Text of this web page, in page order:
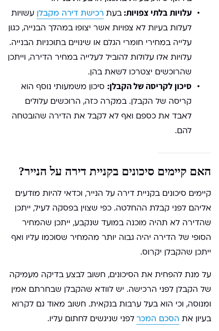
עלויות בלתי צפויות: בעת רכישת דירה מקבלן עשויות
לעלות בעיות לא צפויות אשר יצופו במהלך הבנייה, כגון
עלייה במחירי חומרי הגלם או שינויים בתוכניות הבנייה.
עלויות אלו עלולות להוביל לעלייה במחיר הדירה, וייתכן
שהרוכשים יצטרכו לשאת בהן.
סיכון לקריסה של הקבלן: סיכון משמעותי נוסף הוא
קריסה של הקבלן. במקרה כזה, הרוכשים עלולים
לאבד את כספם ואף לא לקבל את הדירה שהובטחה
להם.
האם קיימים סיכונים בקניית דירה על הנייר?
קיימים סיכונים בקניית דירה על הנייר, וכדאי להיות מודעים
אליהם לפני קבלת ההחלטה. כפי שצוין בפסקה לעיל, ייתכן
שהדירה לא תהיה מוכנה במועד שנקבע, ייתכן שהמחיר
הסופי של הדירה יהיה גבוה יותר מהמחיר שסוכמו עליו ואף
ייתכן שהקבלן יקרוס.
על מנת להפחית את הסיכונים, חשוב לבצע בדיקה מעמיקה
של הקבלן לפני הרכישה. יש לוודא שהקבלן שבחרתם אמין
ומנוסה, וכי הוא בעל ערבות בנקאית. חשוב מאוד גם לקרוא
בעיון את הסכם המכרלפני שניגשים לחתום עליו.